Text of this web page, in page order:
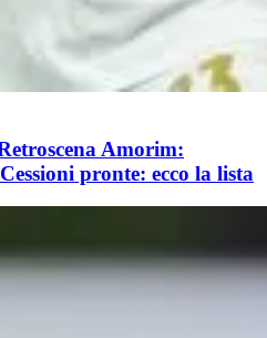
Amorim:
pronte: ecco la lista